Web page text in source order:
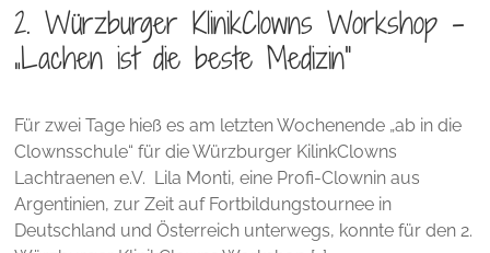
2. Würzburger KlinikClowns Workshop –
„Lachen ist die beste Medizin“
Für zwei Tage hieß es am letzten Wochenende „ab in die
Clownsschule“ für die Würzburger KilinkClowns
Lachtraenen e.V. Lila Monti, eine Profi-Clownin aus
Argentinien, zur Zeit auf Fortbildungstournee in
Deutschland und Österreich unterwegs, konnte für den 2.